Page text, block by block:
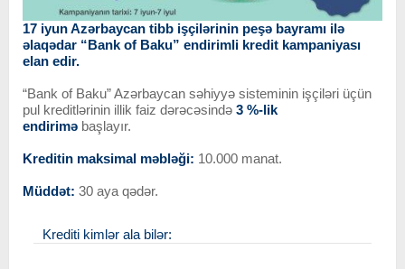
17 iyun Azərbaycan tibb işçilərinin peşə bayramı ilə
əlaqədar “Bank of Baku” endirimli kredit kampaniyası
elan edir.
“Bank of Baku” Azərbaycan səhiyyə sisteminin işçiləri üçün
pul kreditlərinin illik faiz dərəcəsində 3 %-lik
endirimə başlayır.
Kreditin maksimal məbləği: 10.000 manat.
Müddət: 30 aya qədər.
Krediti kimlər ala bilər: